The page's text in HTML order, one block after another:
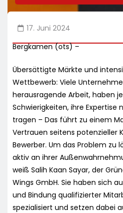
17. Juni 2024
Bergkamen (ots) –
Übersättigte Märkte und
Wettbewerb: Viele
herausragende Arbeit, haben
Schwierigkeiten, ihre Expertise
tragen – Das führt zu einem
Vertrauen seitens potenzieller
Bewerber. Um das Problem zu
aktiv an ihrer
weiß Salih Kaan Sayar, der
Wings GmbH. Sie haben sich
und Bindung qualifizierter
spezialisiert und setzen dabei